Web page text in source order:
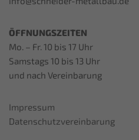
ÖFFNUNGSZEITEN
Mo. – Fr. 10 bis 17 Uhr
Samstags 10 bis 13 Uhr
und nach Vereinbarung
Impressum
Datenschutzvereinbarung